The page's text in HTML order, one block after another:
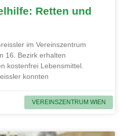
VEREINSZENTRUM WIEN
Retten und
im Vereinszentrum
16. Bezirk erhalten
kostenfrei Lebensmittel.
konnten